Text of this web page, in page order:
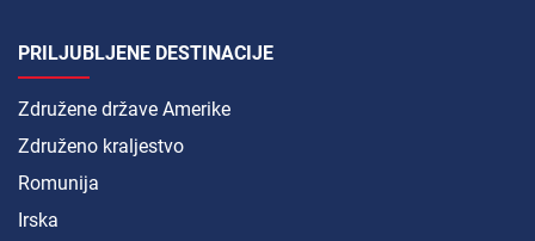
PRILJUBLJENE DESTINACIJE
Združene države Amerike
Združeno kraljestvo
Romunija
Irska